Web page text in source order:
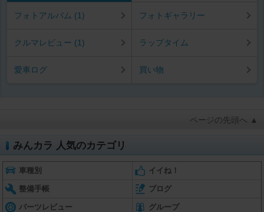
フォトアルバム (1) フォトギャラリー
クルマレビュー (1) ラップタイム
愛車ログ 買い物
ページの先頭へ ▲
みんカラ 人気のカテゴリ
車種別 イイね！
整備手帳 ブログ
パーツレビュー グループ